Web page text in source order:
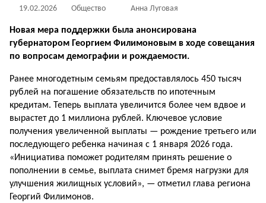
19.02.2026 Общество Анна Луговая
Новая мера поддержки была анонсирована
губернатором Георгием Филимоновым в ходе совещания
по вопросам демографии и рождаемости.
Ранее многодетным семьям предоставлялось 450 тысяч
рублей на погашение обязательств по ипотечным
кредитам. Теперь выплата увеличится более чем вдвое и
вырастет до 1 миллиона рублей. Ключевое условие
получения увеличенной выплаты — рождение третьего или
последующего ребенка начиная с 1 января 2026 года.
«Инициатива поможет родителям принять решение о
пополнении в семье, выплата снимет бремя нагрузки для
улучшения жилищных условий», — отметил глава региона
Георгий Филимонов.